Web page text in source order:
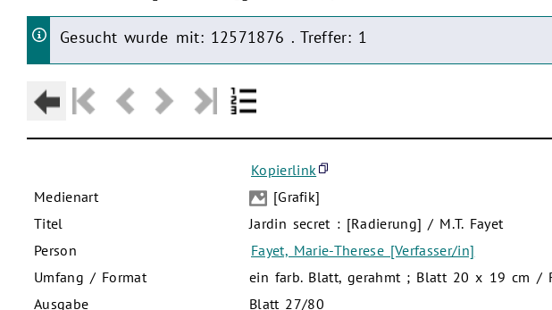
Gesucht wurde mit: 12571876 . Treffer: 1
Kopierlink
Medienart
[Grafik]
Titel
Jardin secret : [Radierung] / M.T. Fayet
Person
Fayet, Marie-Therese [Verfasser/in]
Umfang / Format
ein farb. Blatt, gerahmt ; Blatt 20 x 19 cm /
Ausgabe
Blatt 27/80